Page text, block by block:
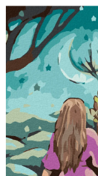
je
0,0
z
5
hvězdiček.